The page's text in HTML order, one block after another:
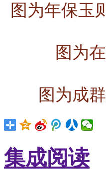
图为年保玉
图为
图为成
集成阅读